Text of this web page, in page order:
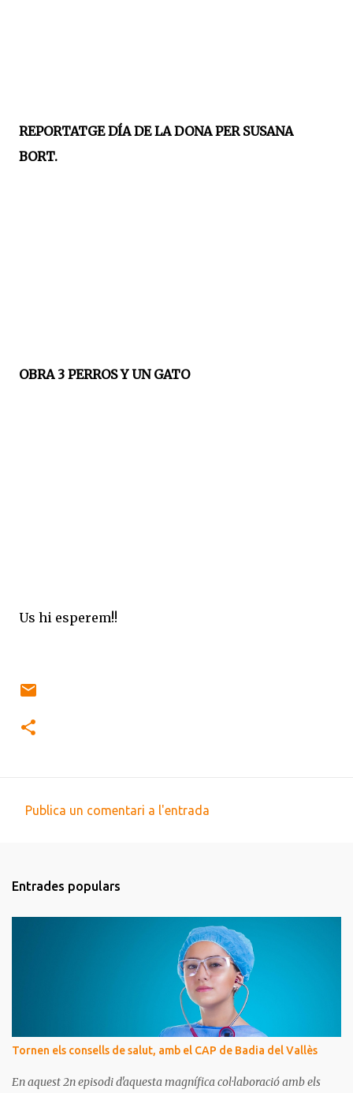
REPORTATGE DÍA DE LA DONA PER SUSANA
BORT.
OBRA 3 PERROS Y UN GATO
Us hi esperem!!
e
n
Publica un comentari a l'entrada
Entrades populars
Tornen els consells de salut, amb el CAP de Badia del Vallès
En aquest 2n episodi d'aquesta magnífica col·laboració amb els